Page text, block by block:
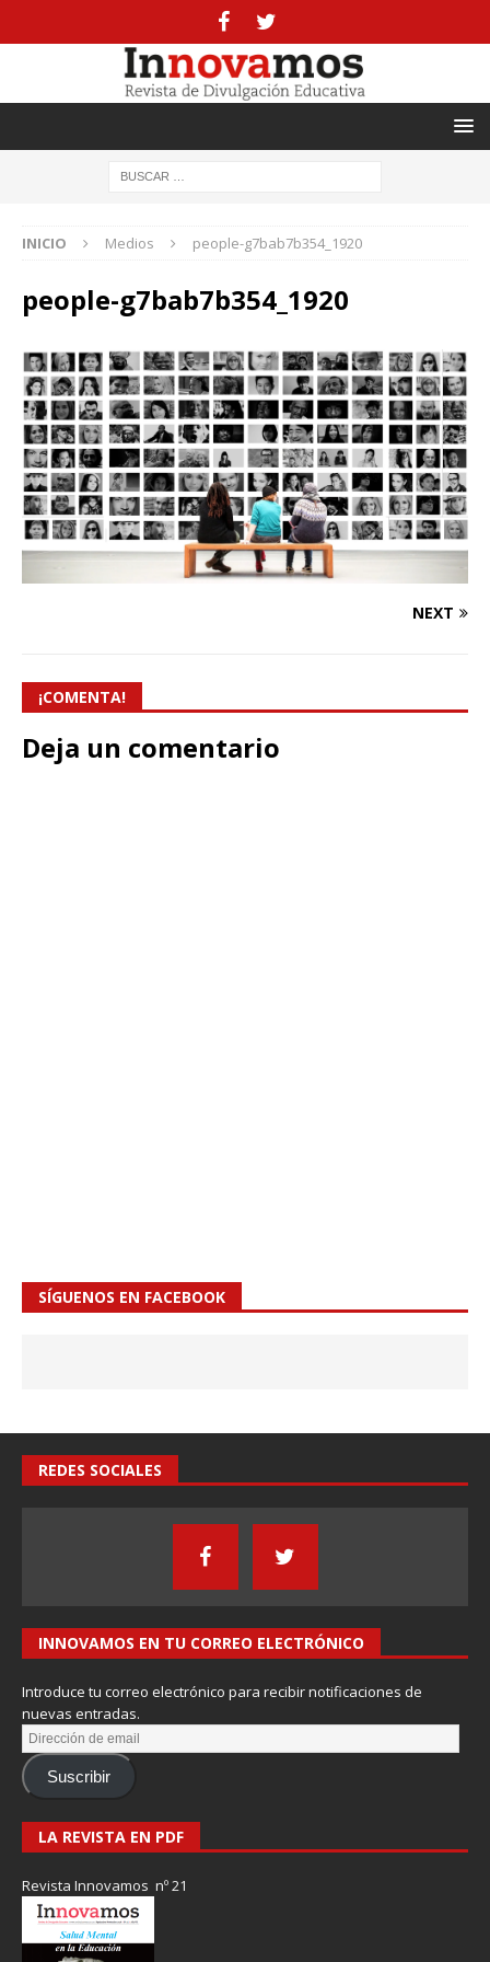
INICIO Medios people-g7bab7b354_1920
people-g7bab7b354_1920
NEXT
¡COMENTA!
Deja un comentario
SÍGUENOS EN FACEBOOK
REDES SOCIALES
INNOVAMOS EN TU CORREO ELECTRÓNICO
Introduce tu correo electrónico para recibir notificaciones de
nuevas entradas.
Suscribir
LA REVISTA EN PDF
Revista Innovamos nº 21